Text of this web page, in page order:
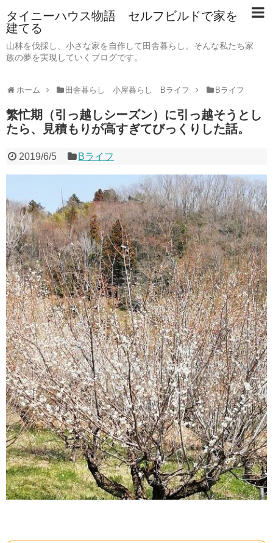
タイニーハウス物語 セルフビルドで家を
建てる
山林を伐採し、小さな家を自作して田舎暮らし。そんな私たち家
族の夢を実現していくブログです。
ホーム 田舎暮らし 小屋暮らし Bライフ Bライフ
繁忙期（引っ越しシーズン）に引っ越そうとし
たら、見積もりが高すぎてびっくりした話。
2019/6/5 Bライフ